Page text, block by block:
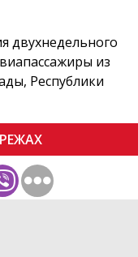
двухнедельного
из
Республики